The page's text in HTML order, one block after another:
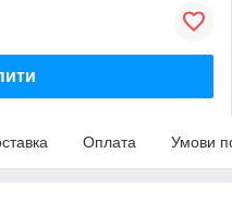
Оплата Умови